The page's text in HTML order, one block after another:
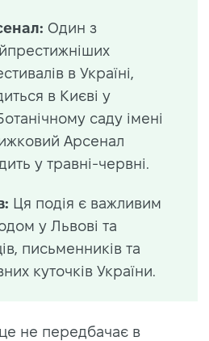
Один з
в Україні,
в Києві у
саду імені
Арсенал
у травні-червні.
Ця подія є важливим
у Львові та
письменників та
куточків України.
не передбачає в